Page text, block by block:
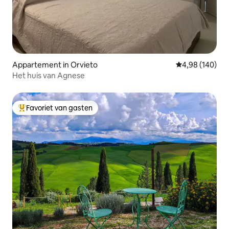
Appartement in Orvieto Gemiddelde
4,98 (140)
Het huis van Agnese
Topfavoriet van gasten
Favoriet van gasten